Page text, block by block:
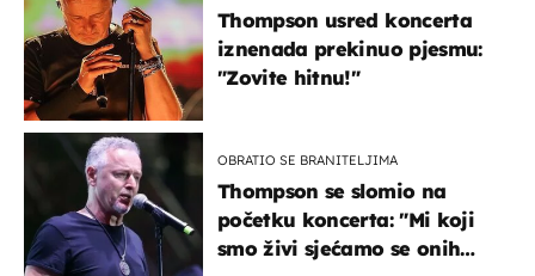
Thompson usred koncerta
iznenada prekinuo pjesmu:
"Zovite hitnu!"
OBRATIO SE BRANITELJIMA
Thompson se slomio na
početku koncerta: "Mi koji
smo živi sjećamo se onih